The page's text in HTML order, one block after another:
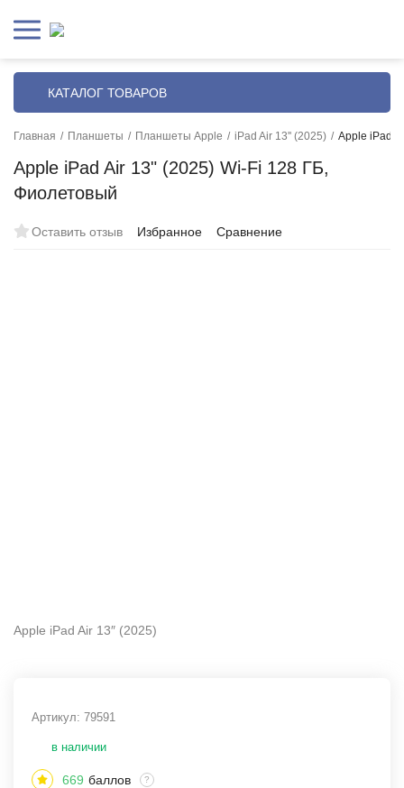
КАТАЛОГ ТОВАРОВ
Главная / Планшеты / Планшеты Apple / iPad Air 13'' (2025) / Apple iPad
Apple iPad Air 13" (2025) Wi-Fi 128 ГБ,
Фиолетовый
Оставить отзыв Избранное Сравнение
Apple iPad Air 13″ (2025)
Артикул: 79591
в наличии
669 баллов ?